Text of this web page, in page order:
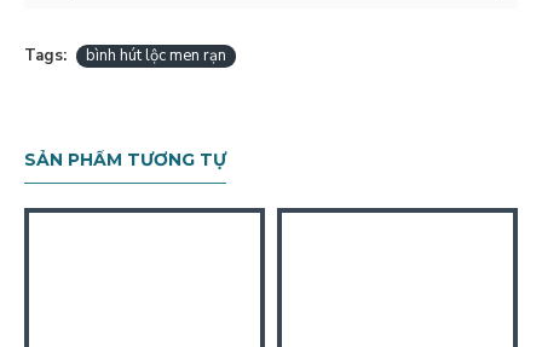
Tags: bình hút lộc men rạn
SẢN PHẨM TƯƠNG TỰ